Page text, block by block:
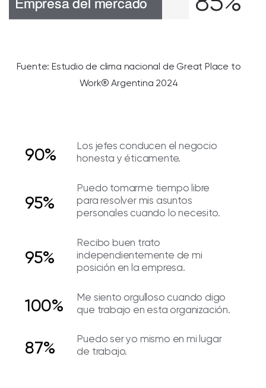
Fuente: Estudio de clima nacional de Great Place to
Work® Argentina 2024
90%
Los jefes conducen el negocio
honesta y éticamente.
95%
Puedo tomarme tiempo libre
para resolver mis asuntos
personales cuando lo necesito.
95%
Recibo buen trato
independientemente de mi
posición en la empresa.
100%
Me siento orgulloso cuando digo
que trabajo en esta organización.
87%
Puedo ser yo mismo en mi lugar
de trabajo.